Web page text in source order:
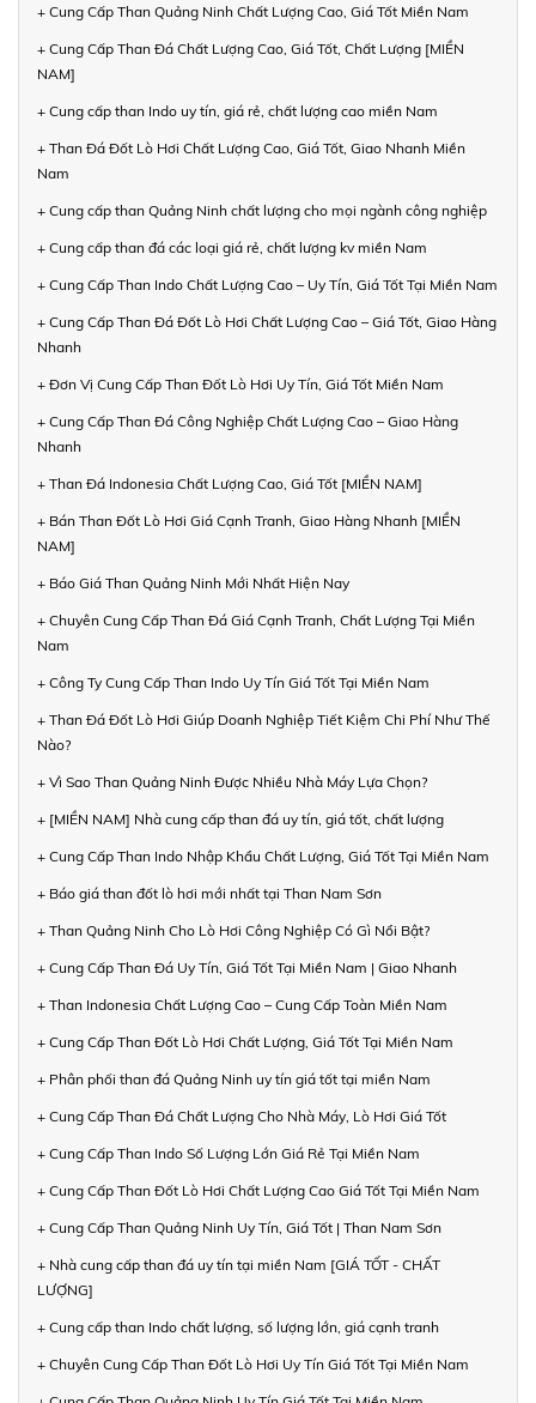
+ Cung Cấp Than Quảng Ninh Chất Lượng Cao, Giá Tốt Miền Nam
+ Cung Cấp Than Đá Chất Lượng Cao, Giá Tốt, Chất Lượng [MIỀN
NAM]
+ Cung cấp than Indo uy tín, giá rẻ, chất lượng cao miền Nam
+ Than Đá Đốt Lò Hơi Chất Lượng Cao, Giá Tốt, Giao Nhanh Miền
Nam
+ Cung cấp than Quảng Ninh chất lượng cho mọi ngành công nghiệp
+ Cung cấp than đá các loại giá rẻ, chất lượng kv miền Nam
+ Cung Cấp Than Indo Chất Lượng Cao – Uy Tín, Giá Tốt Tại Miền Nam
+ Cung Cấp Than Đá Đốt Lò Hơi Chất Lượng Cao – Giá Tốt, Giao Hàng
Nhanh
+ Đơn Vị Cung Cấp Than Đốt Lò Hơi Uy Tín, Giá Tốt Miền Nam
+ Cung Cấp Than Đá Công Nghiệp Chất Lượng Cao – Giao Hàng
Nhanh
+ Than Đá Indonesia Chất Lượng Cao, Giá Tốt [MIỀN NAM]
+ Bán Than Đốt Lò Hơi Giá Cạnh Tranh, Giao Hàng Nhanh [MIỀN
NAM]
+ Báo Giá Than Quảng Ninh Mới Nhất Hiện Nay
+ Chuyên Cung Cấp Than Đá Giá Cạnh Tranh, Chất Lượng Tại Miền
Nam
+ Công Ty Cung Cấp Than Indo Uy Tín Giá Tốt Tại Miền Nam
+ Than Đá Đốt Lò Hơi Giúp Doanh Nghiệp Tiết Kiệm Chi Phí Như Thế
Nào?
+ Vì Sao Than Quảng Ninh Được Nhiều Nhà Máy Lựa Chọn?
+ [MIỀN NAM] Nhà cung cấp than đá uy tín, giá tốt, chất lượng
+ Cung Cấp Than Indo Nhập Khẩu Chất Lượng, Giá Tốt Tại Miền Nam
+ Báo giá than đốt lò hơi mới nhất tại Than Nam Sơn
+ Than Quảng Ninh Cho Lò Hơi Công Nghiệp Có Gì Nổi Bật?
+ Cung Cấp Than Đá Uy Tín, Giá Tốt Tại Miền Nam | Giao Nhanh
+ Than Indonesia Chất Lượng Cao – Cung Cấp Toàn Miền Nam
+ Cung Cấp Than Đốt Lò Hơi Chất Lượng, Giá Tốt Tại Miền Nam
+ Phân phối than đá Quảng Ninh uy tín giá tốt tại miền Nam
+ Cung Cấp Than Đá Chất Lượng Cho Nhà Máy, Lò Hơi Giá Tốt
+ Cung Cấp Than Indo Số Lượng Lớn Giá Rẻ Tại Miền Nam
+ Cung Cấp Than Đốt Lò Hơi Chất Lượng Cao Giá Tốt Tại Miền Nam
+ Cung Cấp Than Quảng Ninh Uy Tín, Giá Tốt | Than Nam Sơn
+ Nhà cung cấp than đá uy tín tại miền Nam [GIÁ TỐT - CHẤT
LƯỢNG]
+ Cung cấp than Indo chất lượng, số lượng lớn, giá cạnh tranh
+ Chuyên Cung Cấp Than Đốt Lò Hơi Uy Tín Giá Tốt Tại Miền Nam